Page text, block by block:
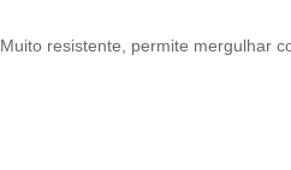
Muito resistente, permite mergulhar